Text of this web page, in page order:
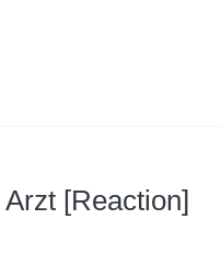
[Reaction]